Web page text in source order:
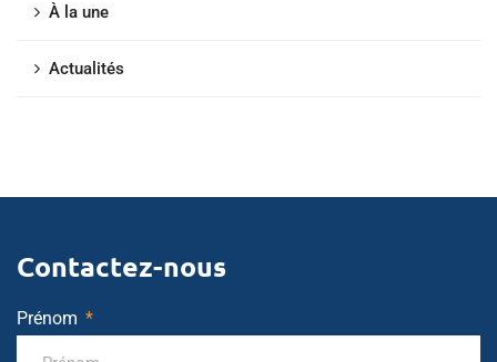
À la une
Actualités
Contactez-nous
Prénom